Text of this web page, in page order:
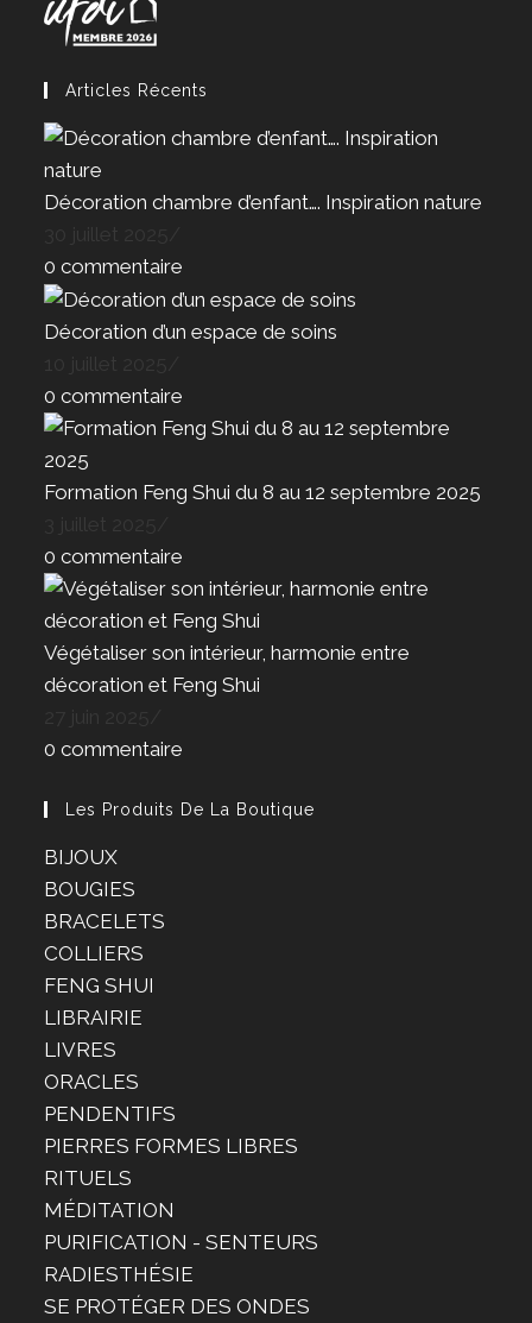
Articles Récents
Décoration chambre d’enfant…. Inspiration nature
0 commentaire
Décoration d’un espace de soins
0 commentaire
Formation Feng Shui du 8 au 12 septembre 2025
0 commentaire
Végétaliser son intérieur, harmonie entre
décoration et Feng Shui
0 commentaire
Les Produits De La Boutique
BIJOUX
BOUGIES
BRACELETS
COLLIERS
FENG SHUI
LIBRAIRIE
LIVRES
ORACLES
PENDENTIFS
PIERRES FORMES LIBRES
RITUELS
MÉDITATION
PURIFICATION - SENTEURS
RADIESTHÉSIE
SE PROTÉGER DES ONDES